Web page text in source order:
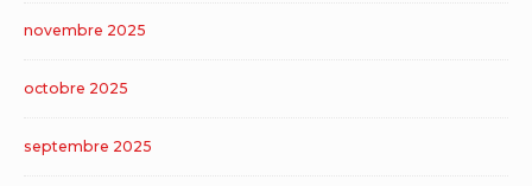
novembre 2025
octobre 2025
septembre 2025